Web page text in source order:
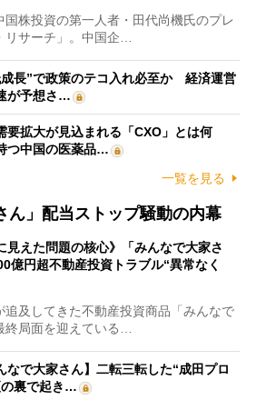
株投資の第一人者・田代尚機氏のプレ
リサーチ」。中国企…
長”で政策のテコ入れ必至か 経済運営
が予想さ…
要拡大が見込まれる「CXO」とは何
つ中国の医薬品…
一覧を見る
ん」配当ストップ騒動の内幕
見えた問題の核心》「みんなで大家さ
億円超不動産投資トラブル“異常なく
及してきた不動産投資商品「みんなで
終局面を迎えている…
なで大家さん】二転三転した“成田プロ
の裏で起き…